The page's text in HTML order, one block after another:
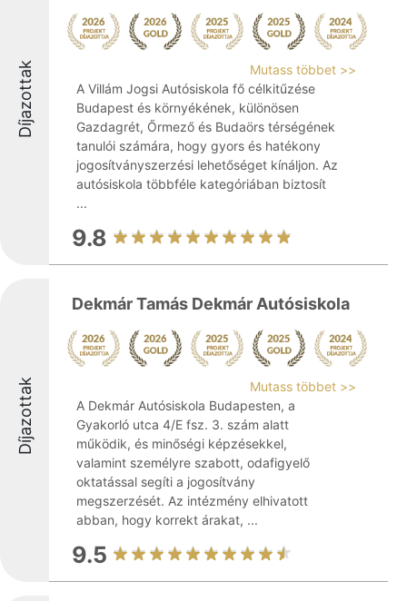
Díjazottak
Mutass többet >>
A Villám Jogsi Autósiskola fő célkitűzése
Budapest és környékének, különösen
Gazdagrét, Őrmező és Budaörs térségének
tanulói számára, hogy gyors és hatékony
jogosítványszerzési lehetőséget kínáljon. Az
autósiskola többféle kategóriában biztosít
...
9.8
Díjazottak
Dekmár Tamás Dekmár Autósiskola
Mutass többet >>
A Dekmár Autósiskola Budapesten, a
Gyakorló utca 4/E fsz. 3. szám alatt
működik, és minőségi képzésekkel,
valamint személyre szabott, odafigyelő
oktatással segíti a jogosítvány
megszerzését. Az intézmény elhivatott
abban, hogy korrekt árakat, ...
9.5